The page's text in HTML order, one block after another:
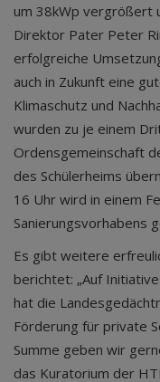
um 38kWp vergrößert
Direktor Pater Peter
erfolgreiche
auch in Zukunft eine
Klimaschutz und
wurden zu je einem
Ordensgemeinschaft
des Schülerheims
16 Uhr wird in einem
Sanierungsvorhabens
Es gibt weitere
berichtet: „Auf
hat die
Förderung für private
Summe geben wir
das Kuratorium der